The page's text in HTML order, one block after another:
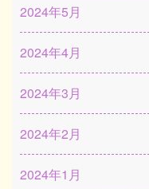
2024年5月
2024年4月
2024年3月
2024年2月
2024年1月